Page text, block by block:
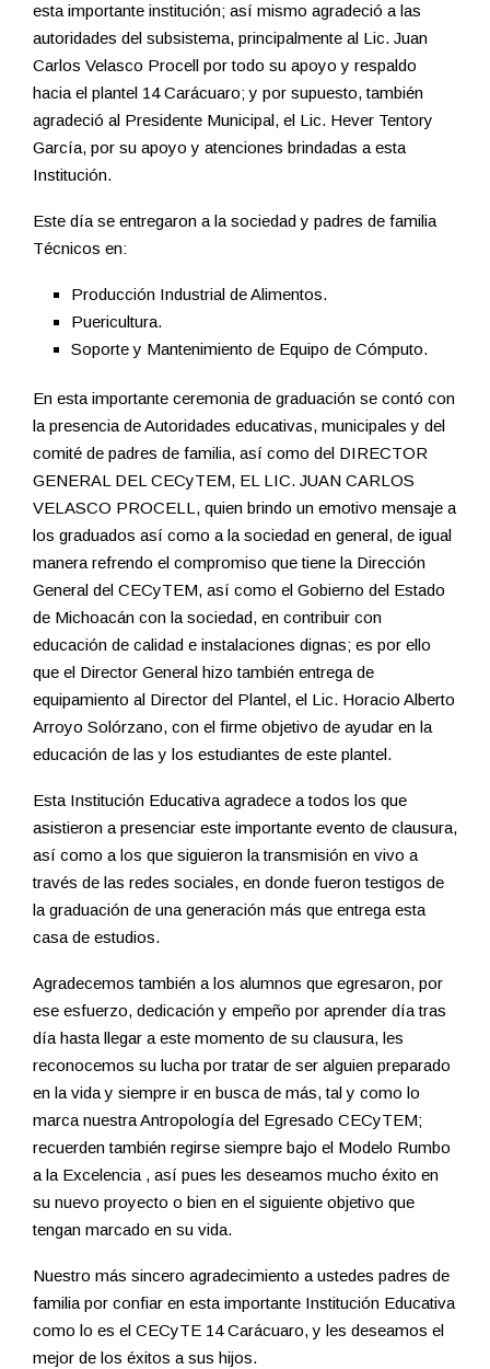
esta importante institución; así mismo agradeció a las
autoridades del subsistema, principalmente al Lic. Juan
Carlos Velasco Procell por todo su apoyo y respaldo
hacia el plantel 14 Carácuaro; y por supuesto, también
agradeció al Presidente Municipal, el Lic. Hever Tentory
García, por su apoyo y atenciones brindadas a esta
Institución.
Este día se entregaron a la sociedad y padres de familia
Técnicos en:
Producción Industrial de Alimentos.
Puericultura.
Soporte y Mantenimiento de Equipo de Cómputo.
En esta importante ceremonia de graduación se contó con
la presencia de Autoridades educativas, municipales y del
comité de padres de familia, así como del DIRECTOR
GENERAL DEL CECyTEM, EL LIC. JUAN CARLOS
VELASCO PROCELL, quien brindo un emotivo mensaje a
los graduados así como a la sociedad en general, de igual
manera refrendo el compromiso que tiene la Dirección
General del CECyTEM, así como el Gobierno del Estado
de Michoacán con la sociedad, en contribuir con
educación de calidad e instalaciones dignas; es por ello
que el Director General hizo también entrega de
equipamiento al Director del Plantel, el Lic. Horacio Alberto
Arroyo Solórzano, con el firme objetivo de ayudar en la
educación de las y los estudiantes de este plantel.
Esta Institución Educativa agradece a todos los que
asistieron a presenciar este importante evento de clausura,
así como a los que siguieron la transmisión en vivo a
través de las redes sociales, en donde fueron testigos de
la graduación de una generación más que entrega esta
casa de estudios.
Agradecemos también a los alumnos que egresaron, por
ese esfuerzo, dedicación y empeño por aprender día tras
día hasta llegar a este momento de su clausura, les
reconocemos su lucha por tratar de ser alguien preparado
en la vida y siempre ir en busca de más, tal y como lo
marca nuestra Antropología del Egresado CECyTEM;
recuerden también regirse siempre bajo el Modelo Rumbo
a la Excelencia , así pues les deseamos mucho éxito en
su nuevo proyecto o bien en el siguiente objetivo que
tengan marcado en su vida.
Nuestro más sincero agradecimiento a ustedes padres de
familia por confiar en esta importante Institución Educativa
como lo es el CECyTE 14 Carácuaro, y les deseamos el
mejor de los éxitos a sus hijos.